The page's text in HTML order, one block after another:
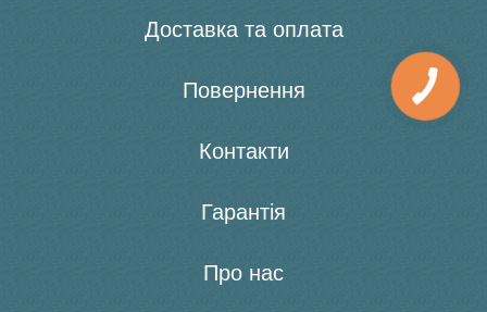
Доставка та оплата
Повернення
Контакти
Гарантія
Про нас